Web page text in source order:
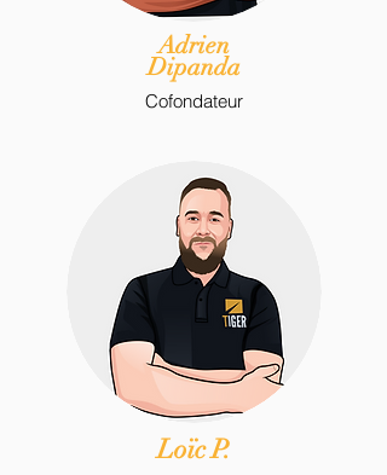
Adrien
Dipanda
Cofondateur
Loïc P.